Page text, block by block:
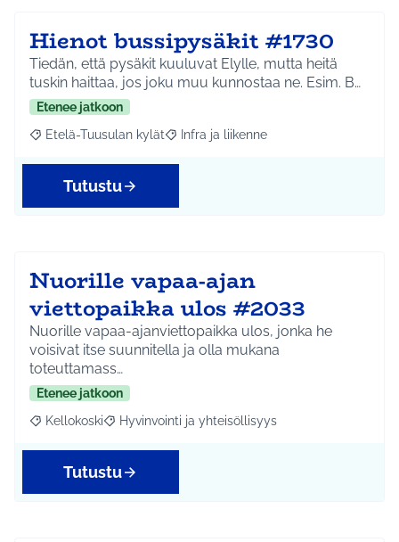
Hienot bussipysäkit #1730
Tiedän, että pysäkit kuuluvat Elylle, mutta heitä
tuskin haittaa, jos joku muu kunnostaa ne. Esim. B…
Etenee jatkoon
Rajaa tulokset aihepiirin mukaan: Etelä-Tuusulan kylät
Etelä-Tuusulan kylät Rajaa tulokset teeman mukaan: Infra ja
Infra ja liikenne
Tutustu
Nuorille vapaa-ajan
viettopaikka ulos #2033
Nuorille vapaa-ajanviettopaikka ulos, jonka he
voisivat itse suunnitella ja olla mukana
toteuttamass…
Etenee jatkoon
Rajaa tulokset aihepiirin mukaan: Kellokoski
Kellokoski Rajaa tulokset teeman mukaan: Hyvinvointi ja
Hyvinvointi ja yhteisöllisyys
Tutustu